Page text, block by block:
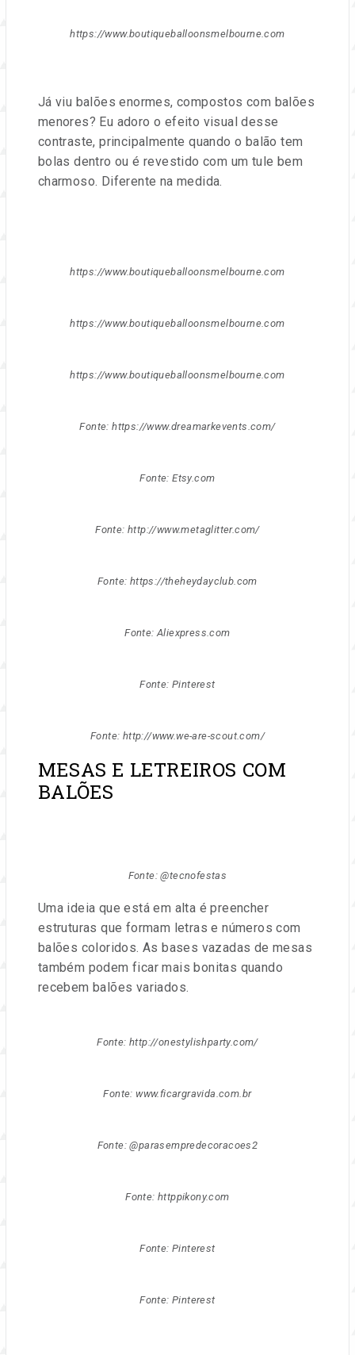
https://www.boutiqueballoonsmelbourne.com
Já viu balões enormes, compostos com balões
menores? Eu adoro o efeito visual desse
contraste, principalmente quando o balão tem
bolas dentro ou é revestido com um tule bem
charmoso. Diferente na medida.
https://www.boutiqueballoonsmelbourne.com
https://www.boutiqueballoonsmelbourne.com
https://www.boutiqueballoonsmelbourne.com
Fonte: https://www.dreamarkevents.com/
Fonte: Etsy.com
Fonte: http://www.metaglitter.com/
Fonte: https://theheydayclub.com
Fonte: Aliexpress.com
Fonte: Pinterest
Fonte: http://www.we-are-scout.com/
MESAS E LETREIROS COM
BALÕES
Fonte: @tecnofestas
Uma ideia que está em alta é preencher
estruturas que formam letras e números com
balões coloridos. As bases vazadas de mesas
também podem ficar mais bonitas quando
recebem balões variados.
Fonte: http://onestylishparty.com/
Fonte: www.ficargravida.com.br
Fonte: @parasempredecoracoes2
Fonte: httppikony.com
Fonte: Pinterest
Fonte: Pinterest